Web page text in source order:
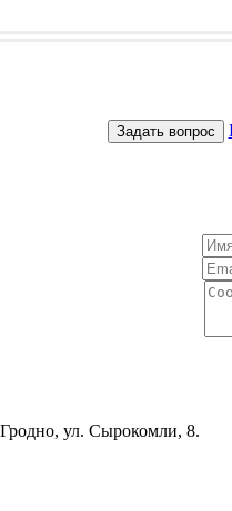
Задать вопрос
Гродно, ул. Сырокомли, 8.